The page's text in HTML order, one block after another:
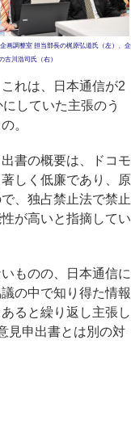
画調整室 担当部長の梶原弘道氏（左）、企
古川浩司氏（右）
れは、日本通信が2
していた主張のう
。
書の概要は、ドコモ
しく低廉であり、原
、独占禁止法で禁止
が高いと指摘してい
ものの、日本通信に
の中で知り得た情報
ると繰り返し主張し
見申出書とは別の対